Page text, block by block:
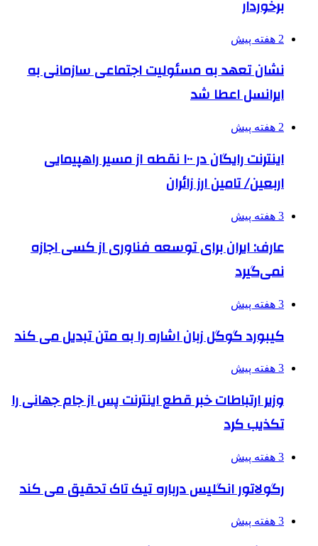
برخوردار
2 هفته پیش
نشان تعهد به مسئولیت اجتماعی سازمانی به
ایرانسل اعطا شد
2 هفته پیش
اینترنت رایگان در ۱۰۰ نقطه از مسیر راهپیمایی
اربعین/ تامین ارز زائران
3 هفته پیش
عارف: ایران برای توسعه فناوری از کسی اجازه
نمی‌گیرد
3 هفته پیش
کیبورد گوگل زبان اشاره را به متن تبدیل می کند
3 هفته پیش
وزیر ارتباطات خبر قطع اینترنت پس از جام جهانی را
تکذیب کرد
3 هفته پیش
رگولاتور انگلیس درباره تیک تاک تحقیق می کند
3 هفته پیش